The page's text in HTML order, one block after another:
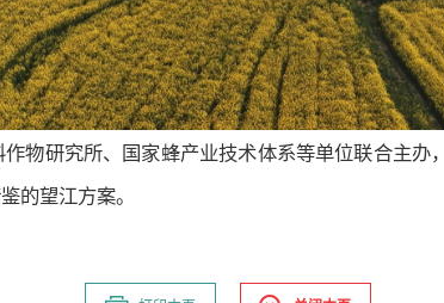
物研究所、国家蜂产业技术体系等单位联合主
的望江方案。